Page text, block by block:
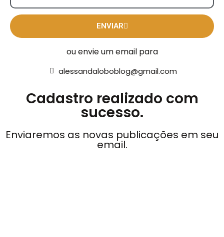
ENVIAR
ou envie um email para
alessandaloboblog@gmail.com
Cadastro realizado com
sucesso.
Enviaremos as novas publicações em seu
email.